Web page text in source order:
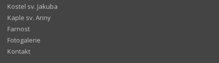
Kostel sv. Jakuba
Kaple sv. Anny
Farnost
Fotogalerie
Kontakt